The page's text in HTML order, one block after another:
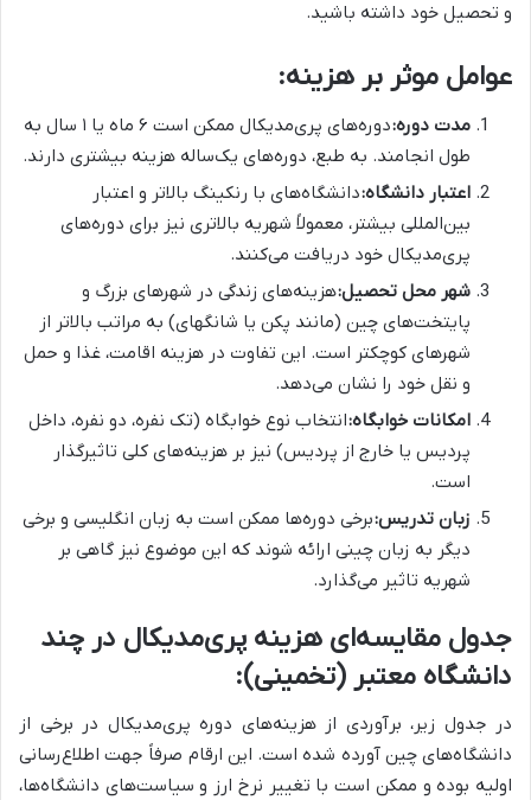
و تحصیل خود داشته باشید.
عوامل موثر بر هزینه:
مدت دوره:
دوره‌های پری‌مدیکال ممکن است ۶ ماه یا ۱ سال به
طول انجامند. به طبع، دوره‌های یک‌ساله هزینه بیشتری دارند.
اعتبار دانشگاه:دانشگاه‌های با رنکینگ بالاتر و اعتبار
بین‌المللی بیشتر، معمولاً شهریه بالاتری نیز برای دوره‌های
پری‌مدیکال خود دریافت می‌کنند.
شهر محل تحصیل:هزینه‌های زندگی در شهرهای بزرگ و
پایتخت‌های چین (مانند پکن یا شانگهای) به مراتب بالاتر از
شهرهای کوچکتر است. این تفاوت در هزینه اقامت، غذا و حمل
و نقل خود را نشان می‌دهد.
امکانات خوابگاه:انتخاب نوع خوابگاه (تک نفره، دو نفره، داخل
پردیس یا خارج از پردیس) نیز بر هزینه‌های کلی تاثیرگذار
است.
زبان تدریس:برخی دوره‌ها ممکن است به زبان انگلیسی و برخی
دیگر به زبان چینی ارائه شوند که این موضوع نیز گاهی بر
شهریه تاثیر می‌گذارد.
جدول مقایسه‌ای هزینه پری‌مدیکال در چند
دانشگاه معتبر (تخمینی):
در جدول زیر، برآوردی از هزینه‌های دوره پری‌مدیکال در برخی از
دانشگاه‌های چین آورده شده است. این ارقام صرفاً جهت اطلاع‌رسانی
اولیه بوده و ممکن است با تغییر نرخ ارز و سیاست‌های دانشگاه‌ها،